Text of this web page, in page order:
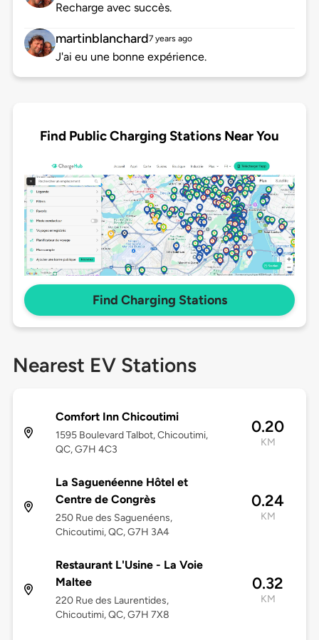
Recharge avec succès.
martinblanchard7 years ago
J'ai eu une bonne expérience.
Find Public Charging Stations Near You
Find Charging Stations
Nearest EV Stations
Comfort Inn Chicoutimi
1595 Boulevard Talbot, Chicoutimi,
QC, G7H 4C3
0.20
KM
La Saguenéenne Hôtel et
Centre de Congrès
250 Rue des Saguenéens,
Chicoutimi, QC, G7H 3A4
0.24
KM
Restaurant L'Usine - La Voie
Maltee
220 Rue des Laurentides,
Chicoutimi, QC, G7H 7X8
0.32
KM